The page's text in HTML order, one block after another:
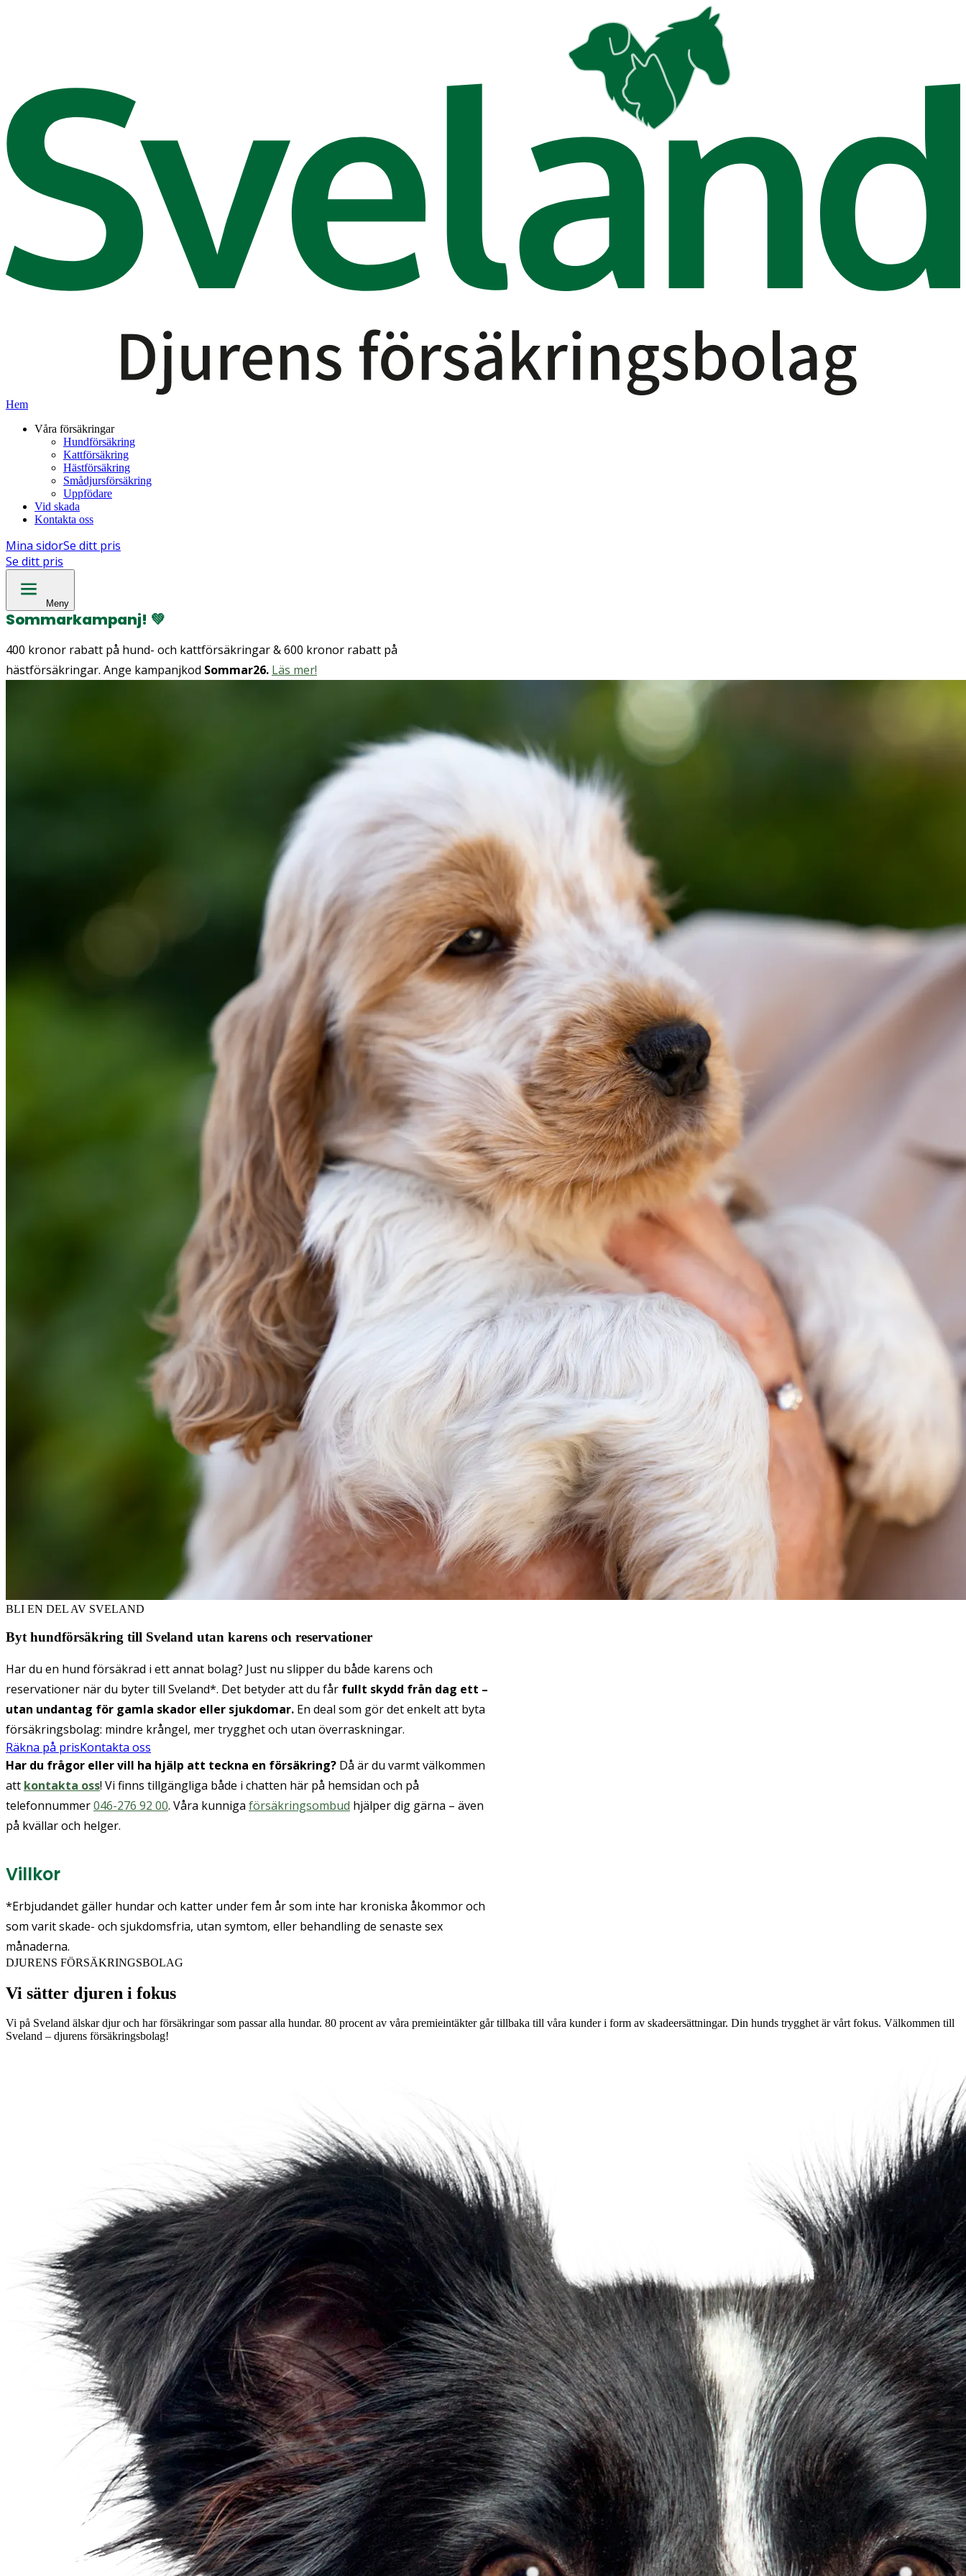
Hem
Våra försäkringar
Hundförsäkring
Kattförsäkring
Hästförsäkring
Smådjursförsäkring
Uppfödare
Vid skada
Kontakta oss
Mina sidorSe ditt pris
Se ditt pris
Meny
Sommarkampanj! 💚
400 kronor rabatt på hund- och kattförsäkringar & 600 kronor rabatt på
hästförsäkringar. Ange kampanjkod Sommar26. Läs mer!
BLI EN DEL AV SVELAND
Byt hundförsäkring till Sveland utan karens och reservationer
Har du en hund försäkrad i ett annat bolag? Just nu slipper du både karens och
reservationer när du byter till Sveland*. Det betyder att du får fullt skydd från dag ett –
utan undantag för gamla skador eller sjukdomar. En deal som gör det enkelt att byta
försäkringsbolag: mindre krångel, mer trygghet och utan överraskningar.
Räkna på prisKontakta oss
Har du frågor eller vill ha hjälp att teckna en försäkring? Då är du varmt välkommen
att kontakta oss! Vi finns tillgängliga både i chatten här på hemsidan och på
telefonnummer046-276 92 00. Våra kunniga försäkringsombud hjälper dig gärna – även
på kvällar och helger.
Villkor
*Erbjudandet gäller hundar och katter under fem år som inte har kroniska åkommor och
som varit skade- och sjukdomsfria, utan symtom, eller behandling de senaste sex
månaderna.
DJURENS FÖRSÄKRINGSBOLAG
Vi sätter djuren i fokus
Vi på Sveland älskar djur och har försäkringar som passar alla hundar. 80 procent av våra premieintäkter går tillbaka till våra kunder i form av skadeersättningar. Din hunds trygghet är vårt fokus. Välkommen till
Sveland – djurens försäkringsbolag!